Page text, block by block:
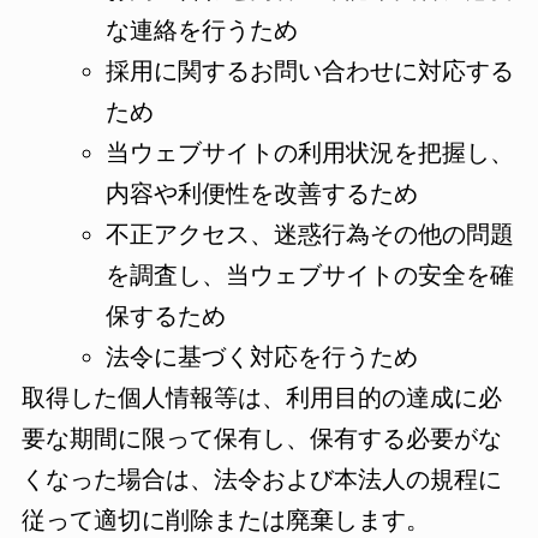
な連絡を行うため
採用に関するお問い合わせに対応する
ため
当ウェブサイトの利用状況を把握し、
内容や利便性を改善するため
不正アクセス、迷惑行為その他の問題
を調査し、当ウェブサイトの安全を確
保するため
法令に基づく対応を行うため
取得した個人情報等は、利用目的の達成に必
要な期間に限って保有し、保有する必要がな
くなった場合は、法令および本法人の規程に
従って適切に削除または廃棄します。